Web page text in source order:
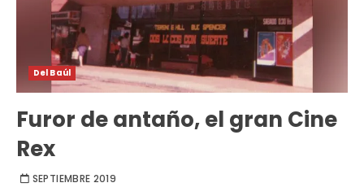
Del Baúl
Furor de antaño, el gran Cine
Rex
SEPTIEMBRE 2019